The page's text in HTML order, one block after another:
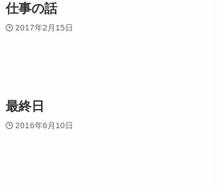
仕事の話
2017年2月15日
最終日
2016年6月10日